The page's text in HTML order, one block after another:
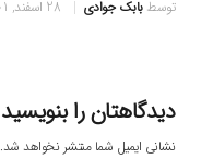
توسطبابک جوادی 28 اسفند, 1401
دیدگاهتان را بنویسید
نشانی ایمیل شما منتشر نخواهد شد.